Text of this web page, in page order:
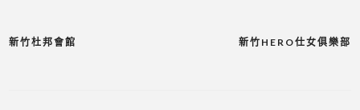
新竹HERO仕女俱樂部
新竹杜邦會館